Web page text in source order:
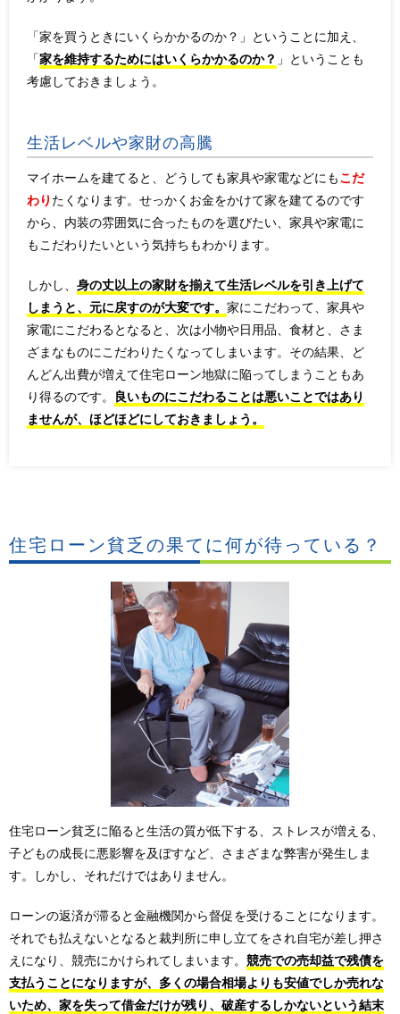
「家を買うときにいくらかかるのか？」ということに加え、
「 家を維持するためにはいくらかかるのか？ 」ということも
考慮しておきましょう。
生活レベルや家財の高騰
マイホームを建てると、どうしても家具や家電などにも こだ
わり たくなります。せっかくお金をかけて家を建てるのです
から、内装の雰囲気に合ったものを選びたい、家具や家電に
もこだわりたいという気持ちもわかります。
しかし、 身の丈以上の家財を揃えて生活レベルを引き上げて
しまうと、元に戻すのが大変です。 家にこだわって、家具や
家電にこだわるとなると、次は小物や日用品、食材と、さま
ざまなものにこだわりたくなってしまいます。その結果、ど
んどん出費が増えて住宅ローン地獄に陥ってしまうこともあ
り得るのです。
良いものにこだわることは悪いことではあり
ませんが、ほどほどにしておきましょう。
住宅ローン貧乏の果てに何が待っている？
住宅ローン貧乏に陥ると生活の質が低下する、ストレスが増える、
子どもの成長に悪影響を及ぼすなど、さまざまな弊害が発生しま
す。しかし、それだけではありません。
ローンの返済が滞ると金融機関から督促を受けることになります。
それでも払えないとなると裁判所に申し立てをされ自宅が差し押さ
えになり、競売にかけられてしまいます。 競売での売却益で残債を
支払うことになりますが、多くの場合相場よりも安値でしか売れな
いため、家を失って借金だけが残り、破産するしかないという結末